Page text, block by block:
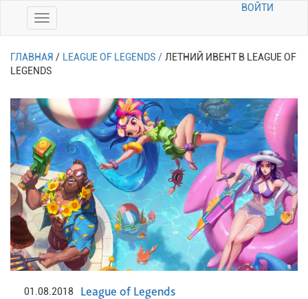
ВОЙТИ
ГЛАВНАЯ / LEAGUE OF LEGENDS / ЛЕТНИЙ ИВЕНТ В LEAGUE OF
LEGENDS
01.08.2018 League of Legends